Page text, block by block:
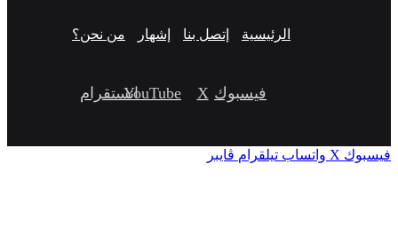
إتصل بنا إشهار من نحن؟
فيسبوك ‫X
‫YouTubeانستقرام
‫X واتساب تيلقرام ڤايبر